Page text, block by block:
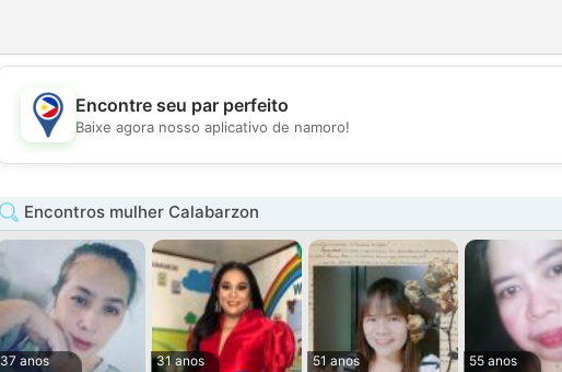
💖
💕
Encontre seu par perfeito
Baixe agora nosso aplicativo de namoro!
Encontros mulher Calabarzon
37 anos
31 anos
51 anos
55 anos